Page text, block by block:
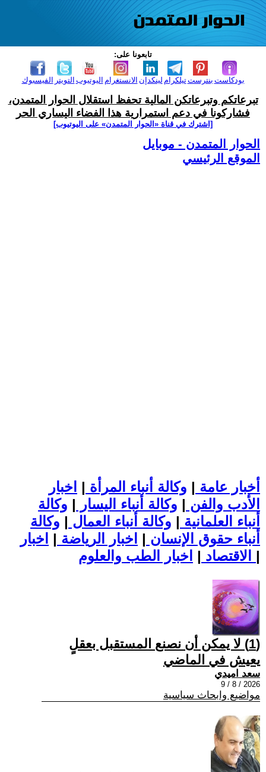
تابعونا على:
الفيسبوك التويتر اليوتيوب الانستغرام لينكدإن تيلكرامبنترست بودكاست
تبرعاتكم وتبرعاتكن المالية تحفظ استقلال الحوار المتمدن،
فشاركونا في دعم استمرارية هذا الفضاء اليساري الحر
[اشترك في قناة ‫«الحوار المتمدن» على اليوتيوب]
الحوار المتمدن - موبايل
الموقع الرئيسي
أخبار عامة | وكالة أنباء المرأة | اخبار
الأدب والفن | وكالة أنباء اليسار | وكالة
أنباء العلمانية | وكالة أنباء العمال | وكالة
أنباء حقوق الإنسان | اخبار الرياضة | اخبار
الاقتصاد | |
(1) لا يمكن أن نصنع المستقبل بعقلٍ
يعيش في الماضي
سعد اميدي
2026 / 8 / 9
مواضيع وابحاث سياسية